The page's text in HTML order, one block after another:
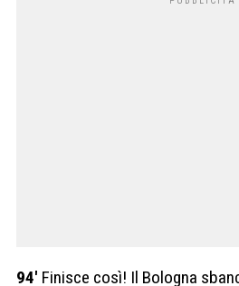
94′ Finisce così! Il Bologna